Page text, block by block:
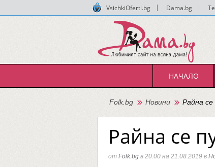
VsichkiOferti.bg Dama.bg
НАЧАЛО
Folk.bg Новини Райна
Райна се
от Folk.bg в 20:00 на 21.08.2019 в